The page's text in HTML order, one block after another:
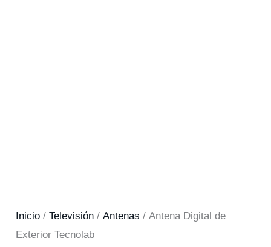
Inicio /Televisión /Antenas / Antena Digital de
Exterior Tecnolab